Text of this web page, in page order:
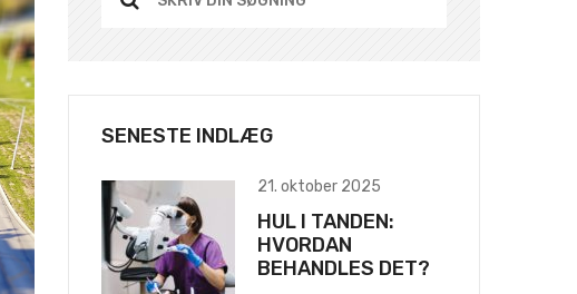
SENESTE INDLÆG
21. oktober 2025
HUL I TANDEN:
HVORDAN
BEHANDLES DET?